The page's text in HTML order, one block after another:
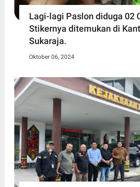
Lagi-lagi Paslon diduga 02
Stikernya ditemukan di
Sukaraja.
Oktober 06, 2024